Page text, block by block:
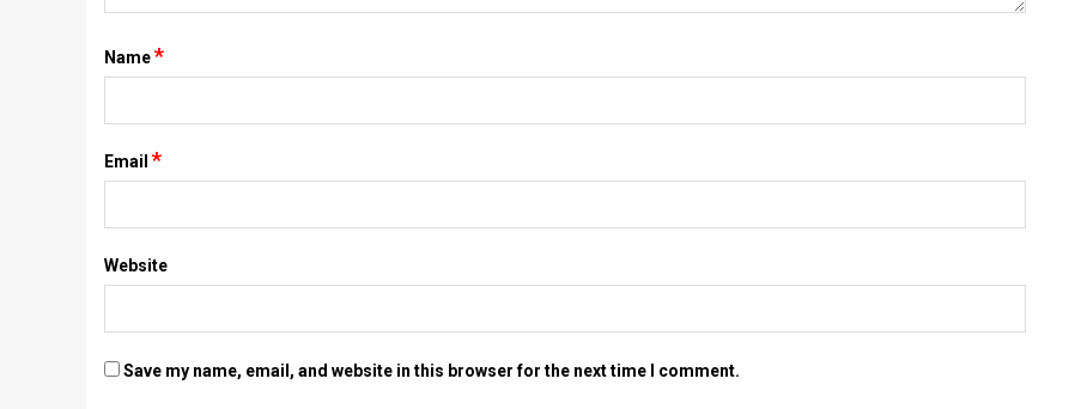
Name*
Email *
Website
Save my name, email, and website in this browser for the next time I comment.